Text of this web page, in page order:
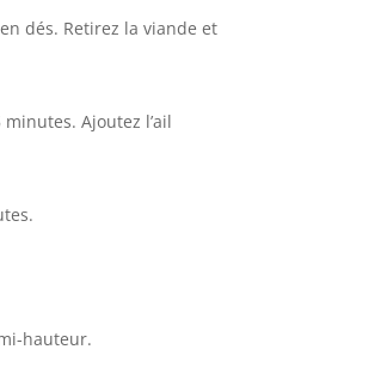
dés. Retirez la viande et
Ajoutez l’ail
hauteur.